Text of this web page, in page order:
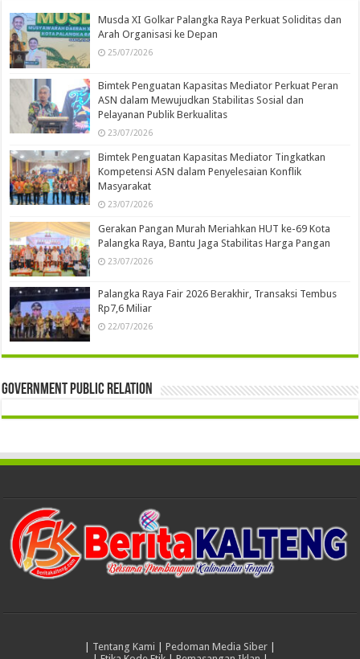
Musda XI Golkar Palangka Raya Perkuat Soliditas dan
Arah Organisasi ke Depan
25/07/2026
Bimtek Penguatan Kapasitas Mediator Perkuat Peran
ASN dalam Mewujudkan Stabilitas Sosial dan
Pelayanan Publik Berkualitas
23/07/2026
Bimtek Penguatan Kapasitas Mediator Tingkatkan
Kompetensi ASN dalam Penyelesaian Konflik
Masyarakat
23/07/2026
Gerakan Pangan Murah Meriahkan HUT ke-69 Kota
Palangka Raya, Bantu Jaga Stabilitas Harga Pangan
23/07/2026
Palangka Raya Fair 2026 Berakhir, Transaksi Tembus
Rp7,6 Miliar
22/07/2026
Government Public Relation
| Tentang Kami | Pedoman Media Siber |